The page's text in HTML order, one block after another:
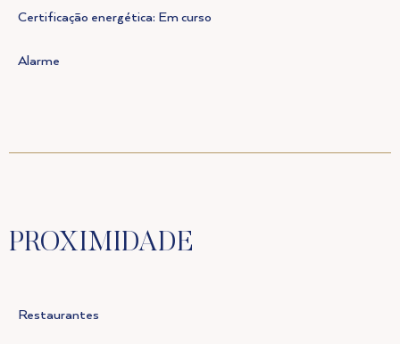
Certificação energética: Em curso
Alarme
PROXIMIDADE
Restaurantes